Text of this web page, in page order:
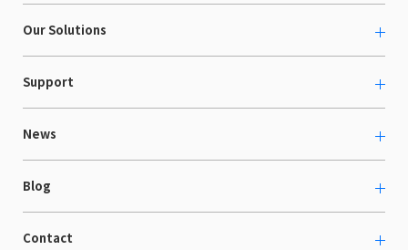
About us
カルチャー
採用情報
Our Solutions
越境ECコンサルティング
Shopee支援
LaunchCart
海外向けホームページ制作
Support
お役立ち資料
セミナー情報
News
プレスリリース
イベント
ニュース
Blog
ECブログ
Contact